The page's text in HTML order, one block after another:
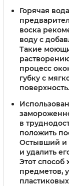
Горячая
воска
воду с
Такие
процесс
губку с
поверхность.
в
положить
Остывший и
и удалить
Этот способ
предметов,